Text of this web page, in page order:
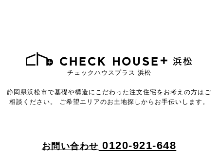
チェックハウスプラス 浜松
静岡県浜松市で基礎や構造にこだわった注文住宅を お考えの方はご
相談ください。
ご希望エリアのお土地探しからお手伝いします。
お問い合わせ 0120-921-648